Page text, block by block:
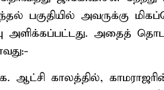
பகுதியில் அவருக்கு
அளிக்கப்பட்டது. அதைத்
ஆட்சி காலத்தில்,